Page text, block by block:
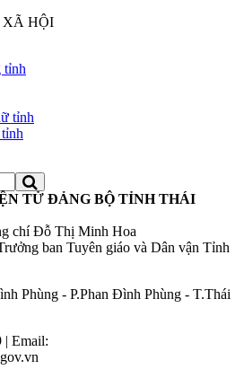
XÃ HỘI
tỉnh
tỉnh
TỬ ĐẢNG BỘ TỈNH THÁI
chí Đỗ Thị Minh Hoa
ban Tuyên giáo và Dân vận Tỉnh
Phùng - P.Phan Đình Phùng - T.Thái
| Email: